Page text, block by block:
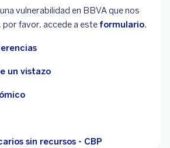
vulnerabilidad en BBVA que nos
por favor, accede a este formulario.
un vistazo
sin recursos - CBP